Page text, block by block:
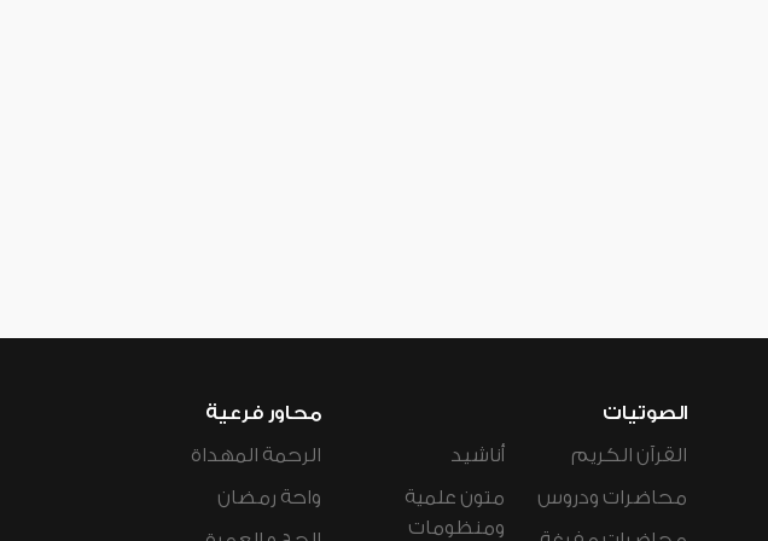
الصوتيات
القرآن الكريم
محاضرات ودروس
أناشيد
متون علمية
ومنظومات
محاور فرعية
الرحمة المهداة
واحة رمضان